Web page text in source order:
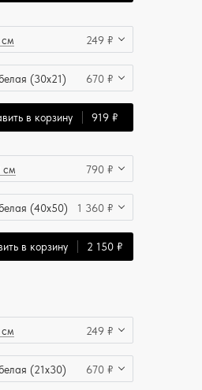
249 ₽
(30x21) 670 ₽
в корзину 919 ₽
см 790 ₽
(40x50) 1 360 ₽
в корзину 2 150 ₽
249 ₽
(21x30) 670 ₽